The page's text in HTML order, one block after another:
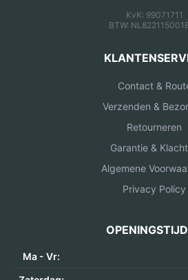
KvK: 99071711
BTW:
Contact &
Verzenden &
Retourneren
Garantie &
Algemene
Privacy Policy
Ma - Vr: